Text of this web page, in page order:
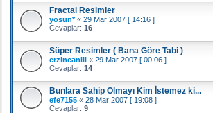
Fractal Resimler
yosun*« 29 Mar 2007 [ 14:16 ]
Cevaplar: 16
Süper Resimler ( Bana Göre Tabi )
erzincanlii « 29 Mar 2007 [ 00:06 ]
Cevaplar: 14
Bunlara Sahip Olmayı Kim İstemez ki...
efe7155 « 28 Mar 2007 [ 19:08 ]
Cevaplar: 9